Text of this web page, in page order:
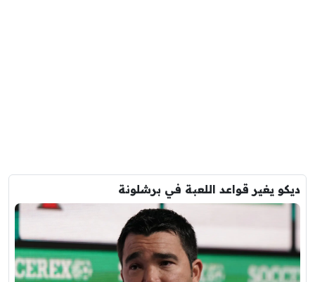
ديكو يغير قواعد اللعبة في برشلونة